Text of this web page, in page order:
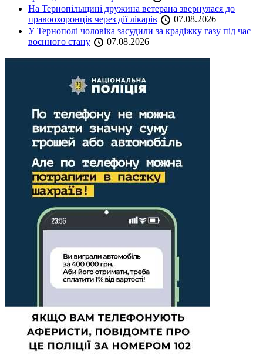
На Тернопільщині дружина ветерана звернулася до
правоохоронців через дії лікарів
07.08.2026
У Тернополі чоловіка засудили за крадіжку газу під час
воєнного стану
07.08.2026